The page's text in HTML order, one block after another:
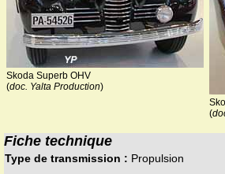
Skoda Superb OHV
(doc. Yalta Production)
(
Fiche technique
Type de transmission : Propulsion